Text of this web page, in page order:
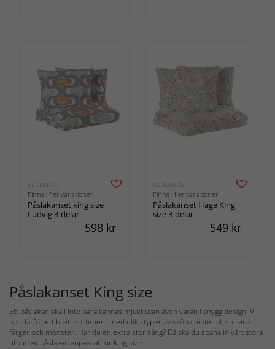
REDLUNDS
Finns i fler variationer
Påslakanset king size
Ludvig 3-delar
598 kr
REDLUNDS
Finns i fler variationer
Påslakanset Hage King
size 3-delar
549 kr
Påslakanset King size
Ett påslakan skall inte bara kännas mjukt utan även varan i snygg design. Vi
har därför ett brett sortiment med olika typer av sköna material, stilrena
färger och mönster. Har du en extra stor säng? Då ska du spana in vårt stora
utbud av påslakan anpassat för king size.